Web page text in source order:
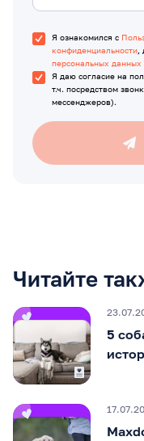
Я ознакомился с
конфиденциальности,
персональных данных
Я даю согласие на
т.ч. посредством
мессенджеров).
Читайте
5